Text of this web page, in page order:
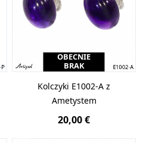
OBECNIE
BRAK
Kolczyki E1002-A z
Ametystem
20,00 €